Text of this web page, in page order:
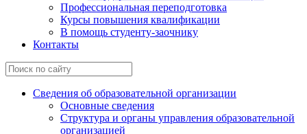
Профессиональная переподготовка
Курсы повышения квалификации
В помощь студенту-заочнику
Контакты
Сведения об образовательной организации
Основные сведения
Структура и органы управления образовательной
организацией